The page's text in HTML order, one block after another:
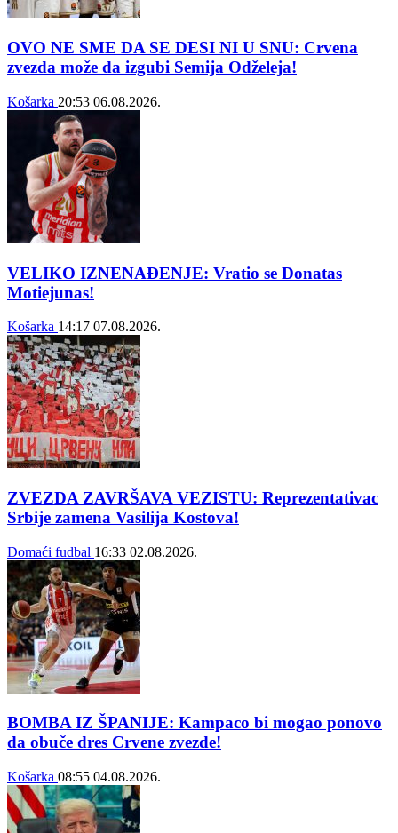
OVO NE SME DA SE DESI NI U SNU: Crvena
zvezda može da izgubi Semija Odželeja!
Košarka 20:53 06.08.2026.
VELIKO IZNENAĐENJE: Vratio se Donatas
Motiejunas!
Košarka 14:17 07.08.2026.
ZVEZDA ZAVRŠAVA VEZISTU: Reprezentativac
Srbije zamena Vasilija Kostova!
Domaći fudbal 16:33 02.08.2026.
BOMBA IZ ŠPANIJE: Kampaco bi mogao ponovo
da obuče dres Crvene zvezde!
Košarka 08:55 04.08.2026.